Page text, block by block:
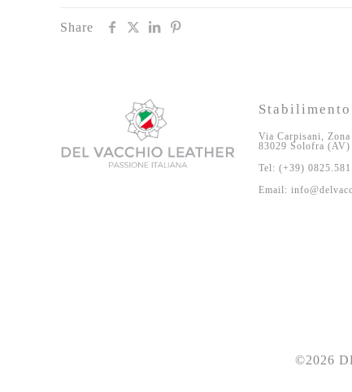
Share
Via Carpisani,
83029 Solofra
Tel: (+39)
Email:
©2026